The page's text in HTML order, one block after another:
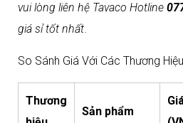
vui lòng liên hệ Tavaco Hotline
giá sỉ tốt nhất.​
So Sánh Giá Với Các Thương
Thương
Sản phẩm